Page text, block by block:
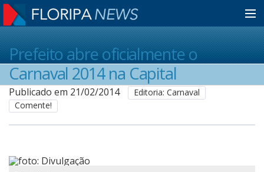
Home
Notícias
Colunistas
Classificados
Prefeito abre oficialmente o
Carnaval 2014 na Capital
Publicado em 21/02/2014
Editoria: Carnaval
Comente!